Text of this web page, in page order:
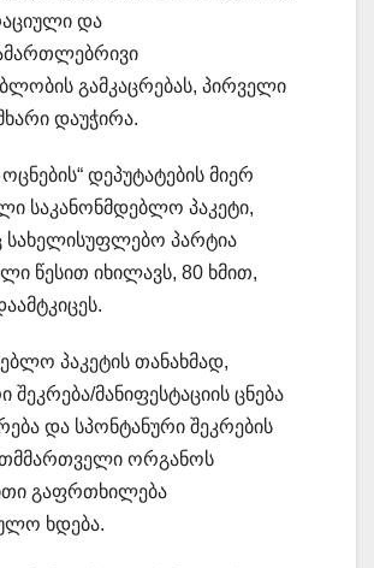
და
გამკაცრებას, პირველი
დაუჭირა.
დეპუტატების მიერ
საკანონმდებლო პაკეტი,
პარტია
წესით იხილავს, 80 ხმით,
პაკეტის თანახმად,
შეკრება/მანიფესტაციის ცნება
და სპონტანური შეკრების
ორგანოს
გაფრთხილება
ხდება.